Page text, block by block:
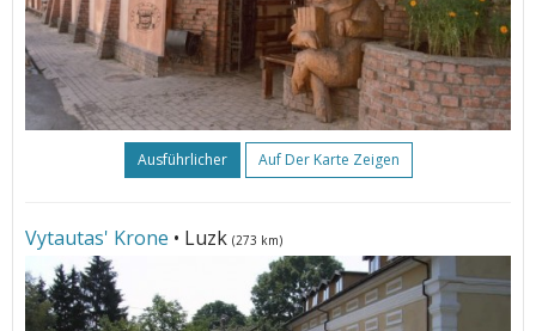
Ausführlicher Auf Der Karte Zeigen
Vytautas' Krone • Luzk (273 km)